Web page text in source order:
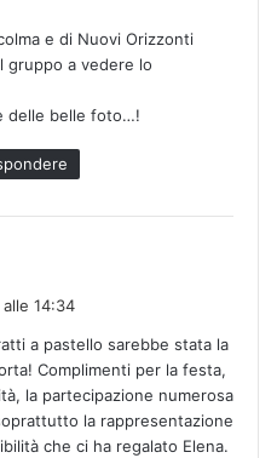
e di Nuovi Orizzonti
gruppo a vedere lo
delle belle foto…!
14:34
a pastello sarebbe stata la
Complimenti per la festa,
la partecipazione numerosa
la rappresentazione
che ci ha regalato Elena.